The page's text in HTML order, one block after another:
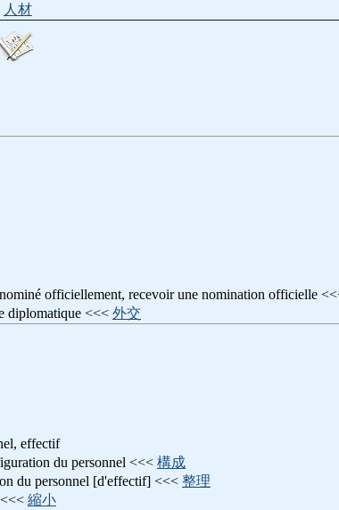
人材
officiellement, recevoir une nomination officielle
diplomatique <<< 外交
effectif
du personnel <<< 構成
du personnel [d'effectif] <<< 整理
縮小